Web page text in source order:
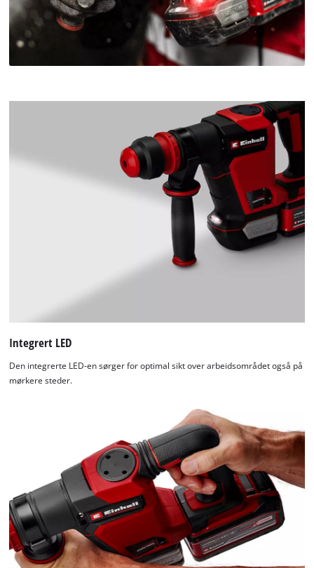
Integrert LED
Den integrerte LED-en sørger for optimal sikt over arbeidsområdet også på
mørkere steder.